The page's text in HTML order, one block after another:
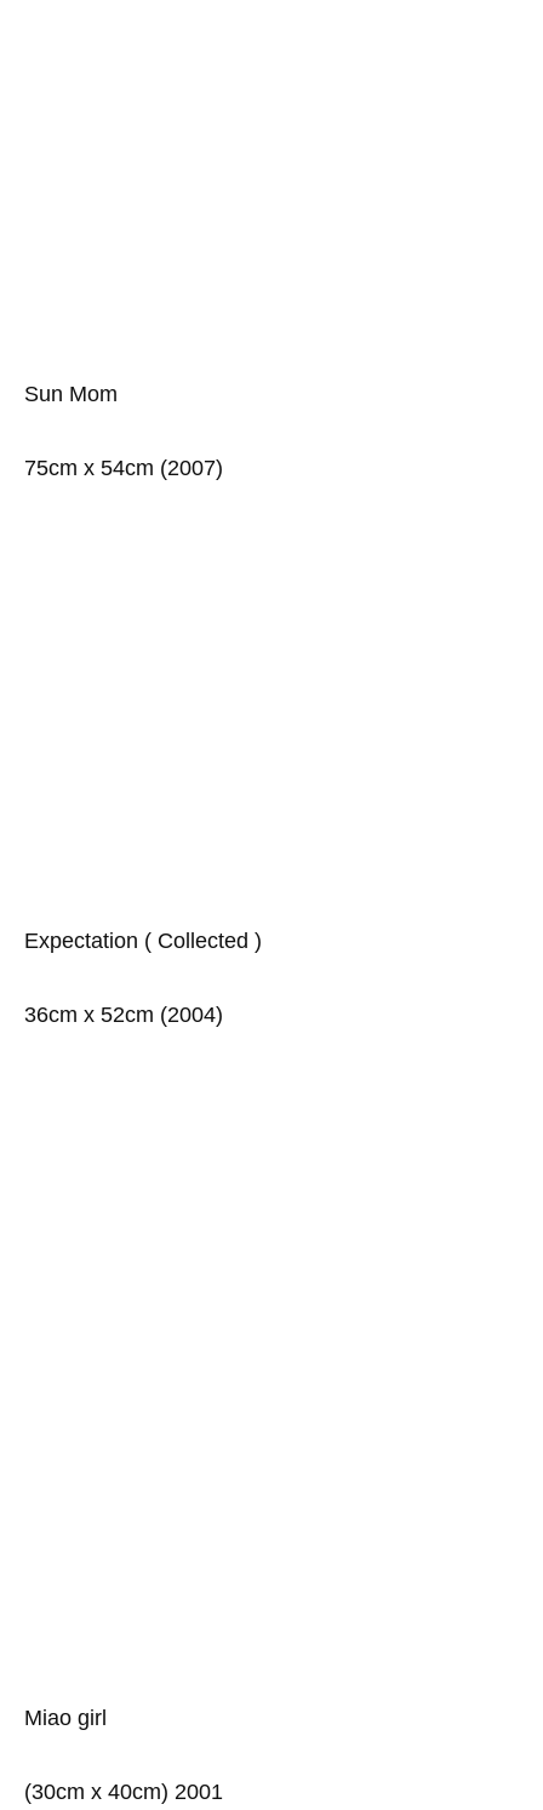
Sun Mom
75cm x 54cm (2007)
Expectation ( Collected )
36cm x 52cm (2004)
Miao girl
(30cm x 40cm) 2001